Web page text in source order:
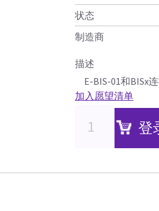
状态
制造商
描述
E-BIS-01和BISx
加入愿望清单
登